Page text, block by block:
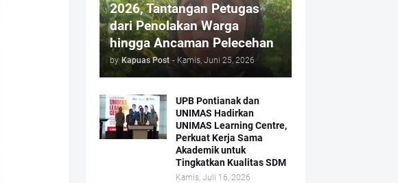
2026, Tantangan Petugas
dari Penolakan Warga
hingga Ancaman Pelecehan
by Kapuas Post - Kamis, Juni 25, 2026
UPB Pontianak dan
UNIMAS Hadirkan
UNIMAS Learning Centre,
Perkuat Kerja Sama
Akademik untuk
Tingkatkan Kualitas SDM
Kamis, Juli 16, 2026